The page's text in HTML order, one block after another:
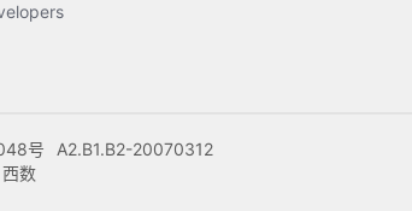
号
A2.B1.B2-20070312
数